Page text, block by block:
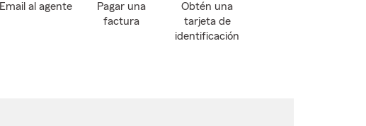
Email al agente
Pagar una
factura
Obtén una
tarjeta de
identificación